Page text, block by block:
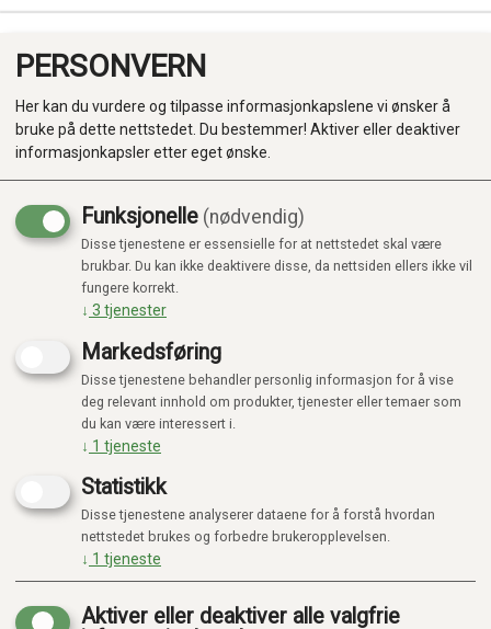
Produkter
Kategorier
PERSONVERN
Her kan du vurdere og tilpasse informasjonkapslene vi ønsker å
bruke på dette nettstedet. Du bestemmer! Aktiver eller deaktiver
informasjonkapsler etter eget ønske.
Funksjonelle (nødvendig)
Disse tjenestene er essensielle for at nettstedet skal være
brukbar. Du kan ikke deaktivere disse, da nettsiden ellers ikke vil
fungere korrekt.
↓ 3 tjenester
Markedsføring
Disse tjenestene behandler personlig informasjon for å vise
deg relevant innhold om produkter, tjenester eller temaer som
du kan være interessert i.
↓ 1 tjeneste
Statistikk
Disse tjenestene analyserer dataene for å forstå hvordan
nettstedet brukes og forbedre brukeropplevelsen.
↓ 1 tjeneste
Aktiver eller deaktiver alle valgfrie